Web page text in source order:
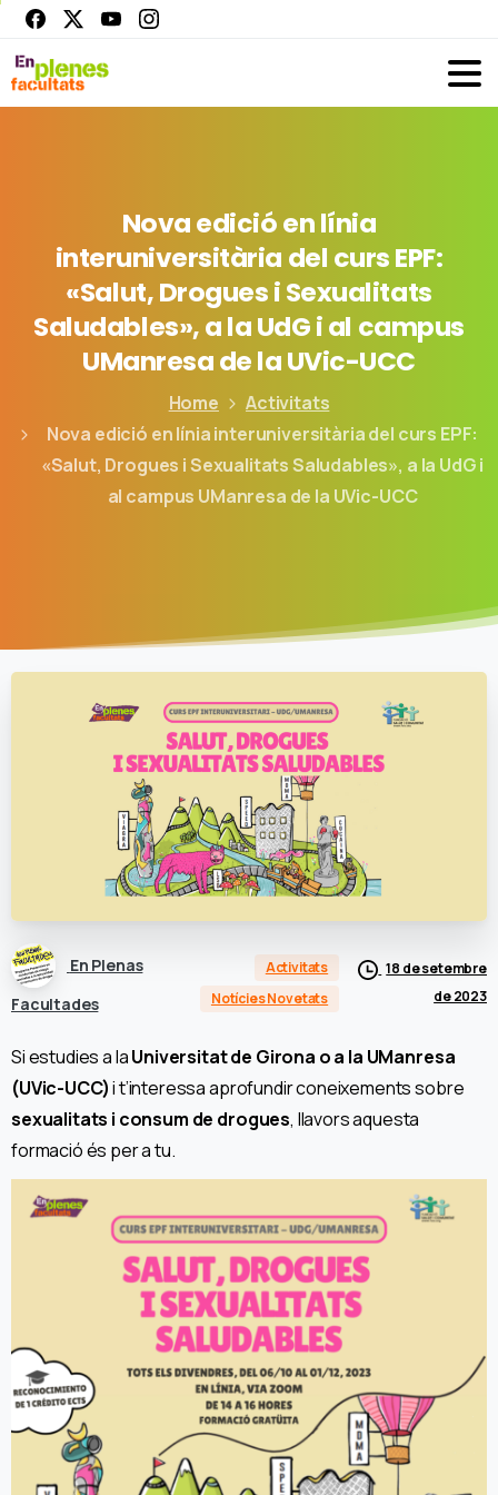
Novaedicióenlínia
interuniversitària del cursEPF:
«Salut,DroguesiSexualitats
Saludables»,alaUdGial campus
UManresadelaUVic-UCC
Home
Activitats
Nova edició en línia interuniversitària del curs EPF:
«Salut, Drogues i Sexualitats Saludables», a la UdG i
al campus UManresa de la UVic-UCC
En Plenas
Facultades
Activitats
Notícies Novetats
18 de setembre
de 2023
Si estudies a laUniversitat de Girona o a la UManresa
(UVic-UCC)i t’interessa aprofundir coneixements sobre
sexualitats i consum de drogues, llavors aquesta
formació és per a tu.